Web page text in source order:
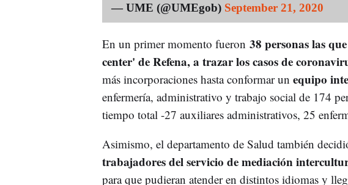
— UME (@UMEgob) September 21, 2020
En un primer momento fueron 38 personas las
center' de Refena, a trazar los casos de
más incorporaciones hasta conformar un equipo
enfermería, administrativo y trabajo social de 174
tiempo total -27 auxiliares administrativos, 25
Asimismo, el departamento de Salud también
trabajadores del servicio de mediación
para que pudieran atender en distintos idiomas y